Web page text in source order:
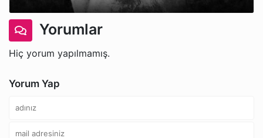
Yorumlar
Hiç yorum yapılmamış.
Yorum Yap